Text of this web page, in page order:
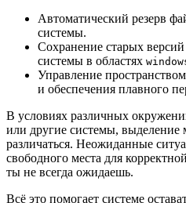
Автоматический резерв
системы.
Сохранение старых
системы в областях
Управление
и обеспечения плавного
В условиях различных
или другие системы, выделение
различаться. Неожиданные
свободного места для
ты не всегда ожидаешь.
Всё это помогает системе